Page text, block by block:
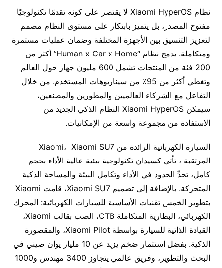
نظام Xiaomi HyperOS لا يقتصر على كونه تقدمًا تكنولوجيًا
مفتوح المصدر، بل يتميز بابتكار على مستوى النظام مصمم
لتعزيز التنسيق بين الأجهزة المختلفة وضمان عمليات مستمرة
ومتكاملة. يدمج نظام “Human x Car x Home” أكثر من
200 فئة من المنتجات تشمل 600 مليون جهاز حول العالم
وتغطي أكثر من 95٪ من سيناريوهات المستخدم. من خلال
التفاعل مع الشركاء العالميين والمطورين والمصنعين،
سيمكن Xiaomi HyperOS النظام الذكي الجديد من
الاستفادة من مجموعة واسعة من الإمكانيات.
السيارة الكهربائية الرائدة من Xiaomi، Xiaomi SU7
المرتقبة ، تأتي كسيدان تكنولوجية بيئية عالية الأداء بحجم
كامل، تحدِّ الحدود في الأداء وتكامل البيئة والمساحة الذكية
المتحركة. بالإضافة إلى تصميم Xiaomi SU7، قامت Xiaomi
بتطوير الخمس تقنيات الأساسية للسيارات الكهربائية: المحرك
الكهربائي، البطارية المتكاملة CTB، الصب بقالب Xiaomi،
القيادة الذاتية للسيارة بواسطة Xiaomi Pilot، والمقصورة
الذكية. بفضل استثمار ضخم يزيد عن 10 مليار يوان صيني في
البحث والتطوير، وفريق عالمي يتجاوز 3400 مهندس و1000